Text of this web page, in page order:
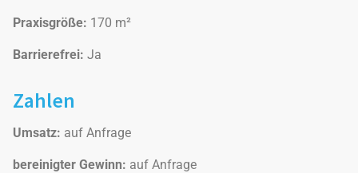
Praxisgröße: 170 m²
Barrierefrei: Ja
Zahlen
Umsatz: auf Anfrage
bereinigter Gewinn: auf Anfrage